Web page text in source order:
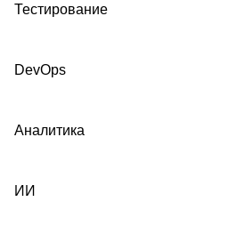
Тестирование
DevOps
Аналитика
ИИ